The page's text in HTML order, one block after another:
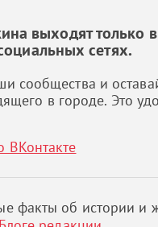
выходят
сетях.
сообщества и
в городе. Это
ВКонтакте
факты об истории и